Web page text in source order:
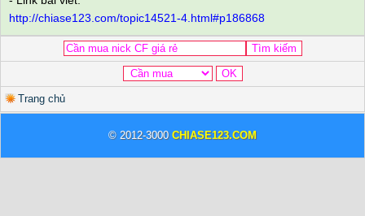
http://chiase123.com/topic14521-4.html#p186868
Trang chủ
© 2012-3000 CHIASE123.COM